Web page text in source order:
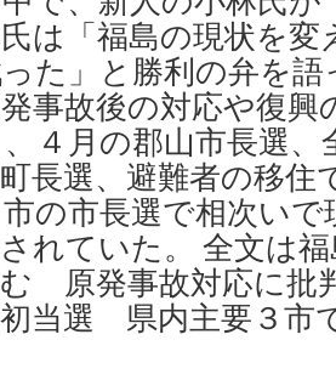
は「福島の現状を
た」と勝利の弁を語
事故後の対応や復興
４月の郡山市長選、
長選、避難者の移
の市長選で相次い
れていた。 全文は
原発事故対応に批
当選 県内主要３市